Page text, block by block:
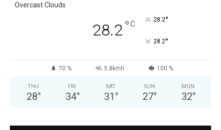
Overcast Clouds
28.2°C 28.2°
28.2°
70 % 5.8kmh 100 %
THU
28°
FRI
34°
SAT
31 °
SUN
27°
MON
32°